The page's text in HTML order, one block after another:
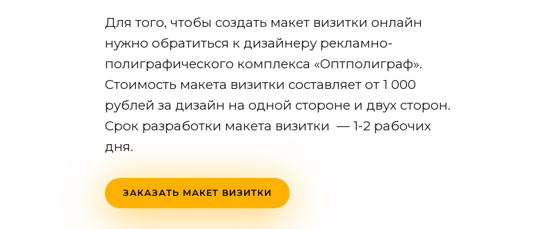
Для того, чтобы создать макет визитки онлайн
нужно обратиться к дизайнеру рекламно-
полиграфического комплекса «Оптполиграф».
Стоимость макета визитки составляет от 1 000
рублей за дизайн на одной стороне и двух сторон.
Срок разработки макета визитки — 1-2 рабочих
дня.
ЗАКАЗАТЬ МАКЕТ ВИЗИТКИ